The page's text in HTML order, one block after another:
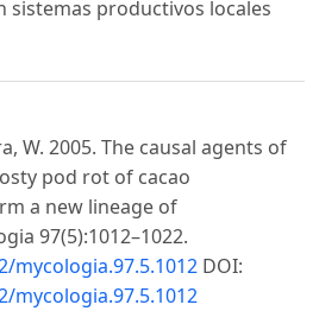
sistemas productivos locales
W. 2005. The causal agents of
pod rot of cacao
a new lineage of
97(5):1012–1022.
mycologia.97.5.1012 DOI:
mycologia.97.5.1012